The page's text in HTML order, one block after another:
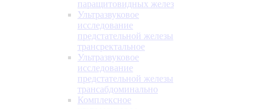
паращитовидных желез
Ультразвуковое
исследование
предстательной железы
трансректальное
Ультразвуковое
исследование
предстательной железы
трансабдоминально
Комплексное